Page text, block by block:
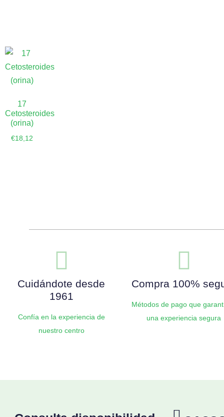
17
Cetosteroides
(orina)
€18,12
Cuidándote desde
1961
Confía en la experiencia de
nuestro centro
Compra 100%
Métodos de pago que
una experiencia segura